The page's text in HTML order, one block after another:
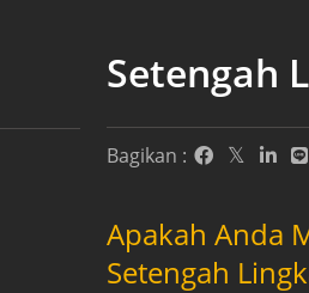
Setengah
Bagikan :
Apakah Anda
Setengah